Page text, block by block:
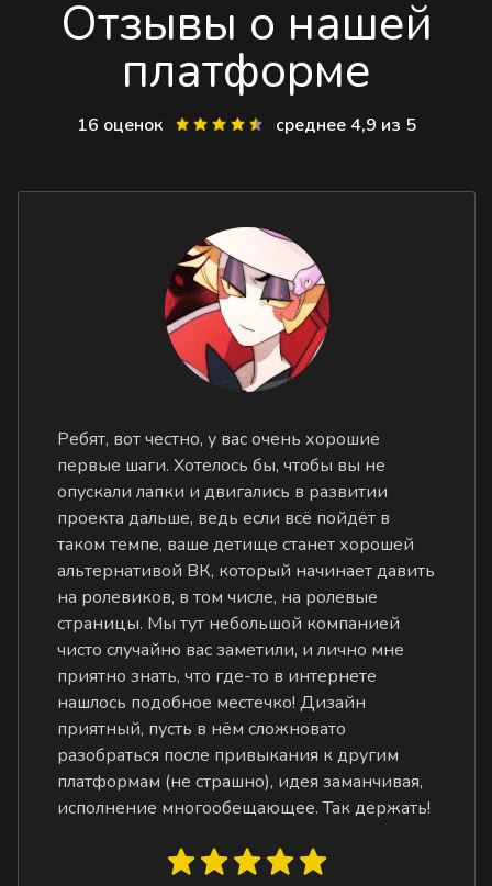
Отзывы о нашей
платформе
16 оценок среднее 4,9 из 5
Ребят, вот честно, у вас очень хорошие
первые шаги. Хотелось бы, чтобы вы не
опускали лапки и двигались в развитии
проекта дальше, ведь если всё пойдёт в
таком темпе, ваше детище станет хорошей
альтернативой ВК, который начинает давить
на ролевиков, в том числе, на ролевые
страницы. Мы тут небольшой компанией
чисто случайно вас заметили, и лично мне
приятно знать, что где-то в интернете
нашлось подобное местечко! Дизайн
приятный, пусть в нём сложновато
разобраться после привыкания к другим
платформам (не страшно), идея заманчивая,
исполнение многообещающее. Так держать!